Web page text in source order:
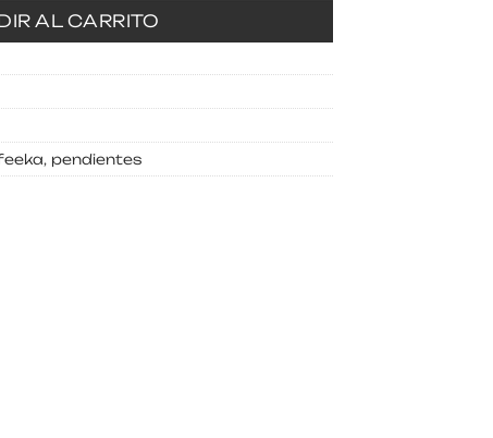
AL CARRITO
, pendientes